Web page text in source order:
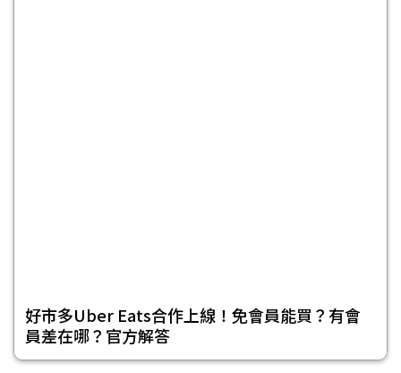
好市多Uber Eats合作上線！免會員能買？有會
員差在哪？官方解答